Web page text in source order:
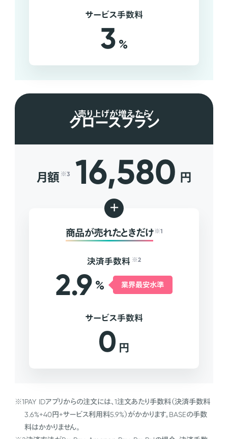
サービス手数料
3 %
売り上げが増えたら
グロースプラン
月額 ※3 16,580 円
+
商品が売れたときだけ ※1
決済手数料 ※2
2.9 % 業界最安水準
サービス手数料
0 円
※1PAY IDアプリからの注文には、1注文あたり手数料（決済手数料
3.6%+40円+サービス利用料5.9%）がかかります。BASEの手数
料はかかりません。